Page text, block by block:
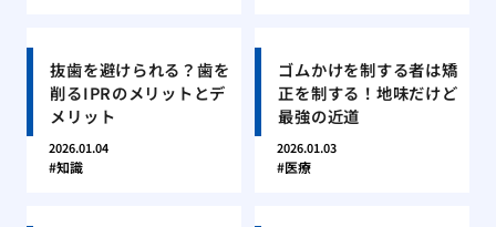
抜歯を避けられる？歯を
削るIPRのメリットとデ
メリット
2026.01.04
知識
ゴムかけを制する者は矯
正を制する！地味だけど
最強の近道
2026.01.03
医療